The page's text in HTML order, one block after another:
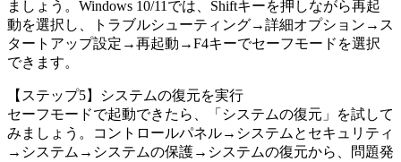
ましょう。Windows 10/11では、Shiftキーを押しながら再起
動を選択し、トラブルシューティング→詳細オプション→ス
タートアップ設定→再起動→F4キーでセーフモードを選択
できます。
【ステップ5】システムの復元を実行
セーフモードで起動できたら、「システムの復元」を試して
みましょう。コントロールパネル→システムとセキュリティ
→システム→システムの保護→システムの復元から、問題発